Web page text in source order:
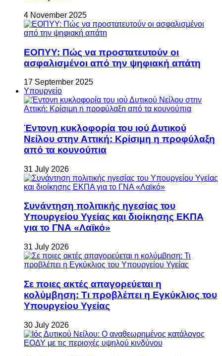
4 November 2025
ΕΟΠΥΥ: Πώς να προστατευτούν οι
ασφαλισμένοι από την ψηφιακή απάτη
17 September 2025
Υπουργείο
Έντονη κυκλοφορία του ιού Δυτικού
Νείλου στην Αττική: Κρίσιμη η προφύλαξη
από τα κουνούπια
31 July 2026
Συνάντηση πολιτικής ηγεσίας του
Υπουργείου Υγείας και διοίκησης ΕΚΠΑ
για το ΓΝΑ «Λαϊκό»
31 July 2026
Σε ποιες ακτές απαγορεύεται η
κολύμβηση: Τι προβλέπει η Εγκύκλιος του
Υπουργείου Υγείας
30 July 2026